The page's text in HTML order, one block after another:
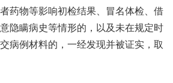
药物等影响初检结果、冒名体检、借
隐瞒病史等情形的，以及未在规定时
病例材料的，一经发现并被证实，取